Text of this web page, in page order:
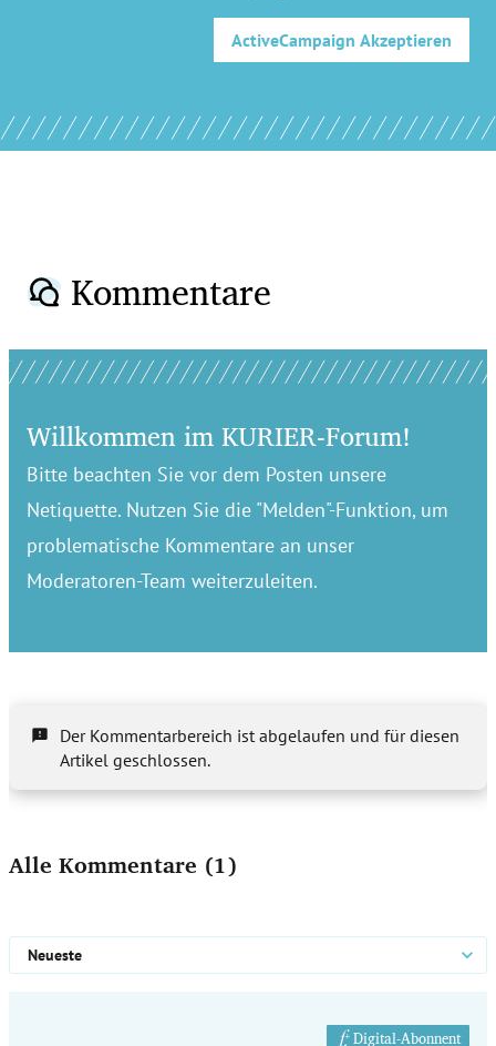
ActiveCampaign Akzeptieren
Kommentare